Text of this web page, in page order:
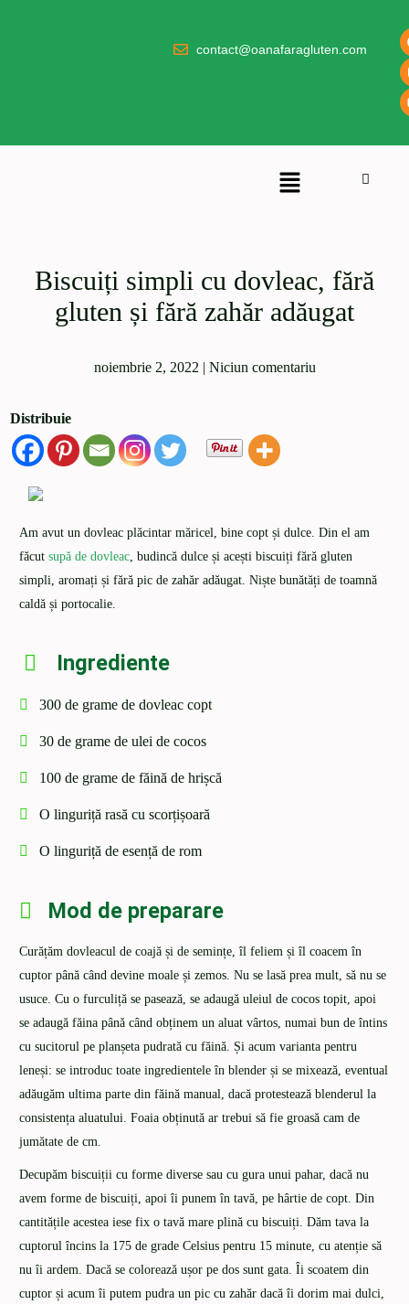
contact@oanafaragluten.com
Biscuiți simpli cu dovleac, fără
gluten și fără zahăr adăugat
noiembrie 2, 2022 | Niciun comentariu
Distribuie
Am avut un dovleac plăcintar măricel, bine copt și dulce. Din el am
făcutsupă de dovleac , budincă dulce și acești biscuiți fără gluten
simpli, aromați și fără pic de zahăr adăugat. Niște bunătăți de toamnă
caldă și portocalie.
Ingrediente
300 de grame de dovleac copt
30 de grame de ulei de cocos
100 de grame de făină de hrișcă
O linguriță rasă cu scorțișoară
O linguriță de esență de rom
Mod de preparare
Curățăm dovleacul de coajă și de semințe, îl feliem și îl coacem în
cuptor până când devine moale și zemos. Nu se lasă prea mult, să nu se
usuce. Cu o furculiță se pasează, se adaugă uleiul de cocos topit, apoi
se adaugă făina până când obținem un aluat vârtos, numai bun de întins
cu sucitorul pe planșeta pudrată cu făină. Și acum varianta pentru
leneși: se introduc toate ingredientele în blender și se mixează, eventual
adăugăm ultima parte din făină manual, dacă protestează blenderul la
consistența aluatului. Foaia obținută ar trebui să fie groasă cam de
jumătate de cm.
Decupăm biscuiții cu forme diverse sau cu gura unui pahar, dacă nu
avem forme de biscuiți, apoi îi punem în tavă, pe hârtie de copt. Din
cantitățile acestea iese fix o tavă mare plină cu biscuiți. Dăm tava la
cuptorul încins la 175 de grade Celsius pentru 15 minute, cu atenție să
nu îi ardem. Dacă se colorează ușor pe dos sunt gata. Îi scoatem din
cuptor și acum îi putem pudra un pic cu zahăr dacă îi dorim mai dulci,